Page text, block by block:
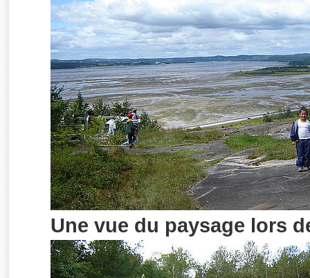
Une vue du paysage lors